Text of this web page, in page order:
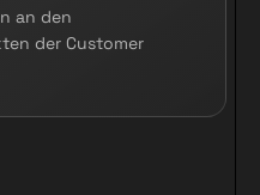
an den
der Customer